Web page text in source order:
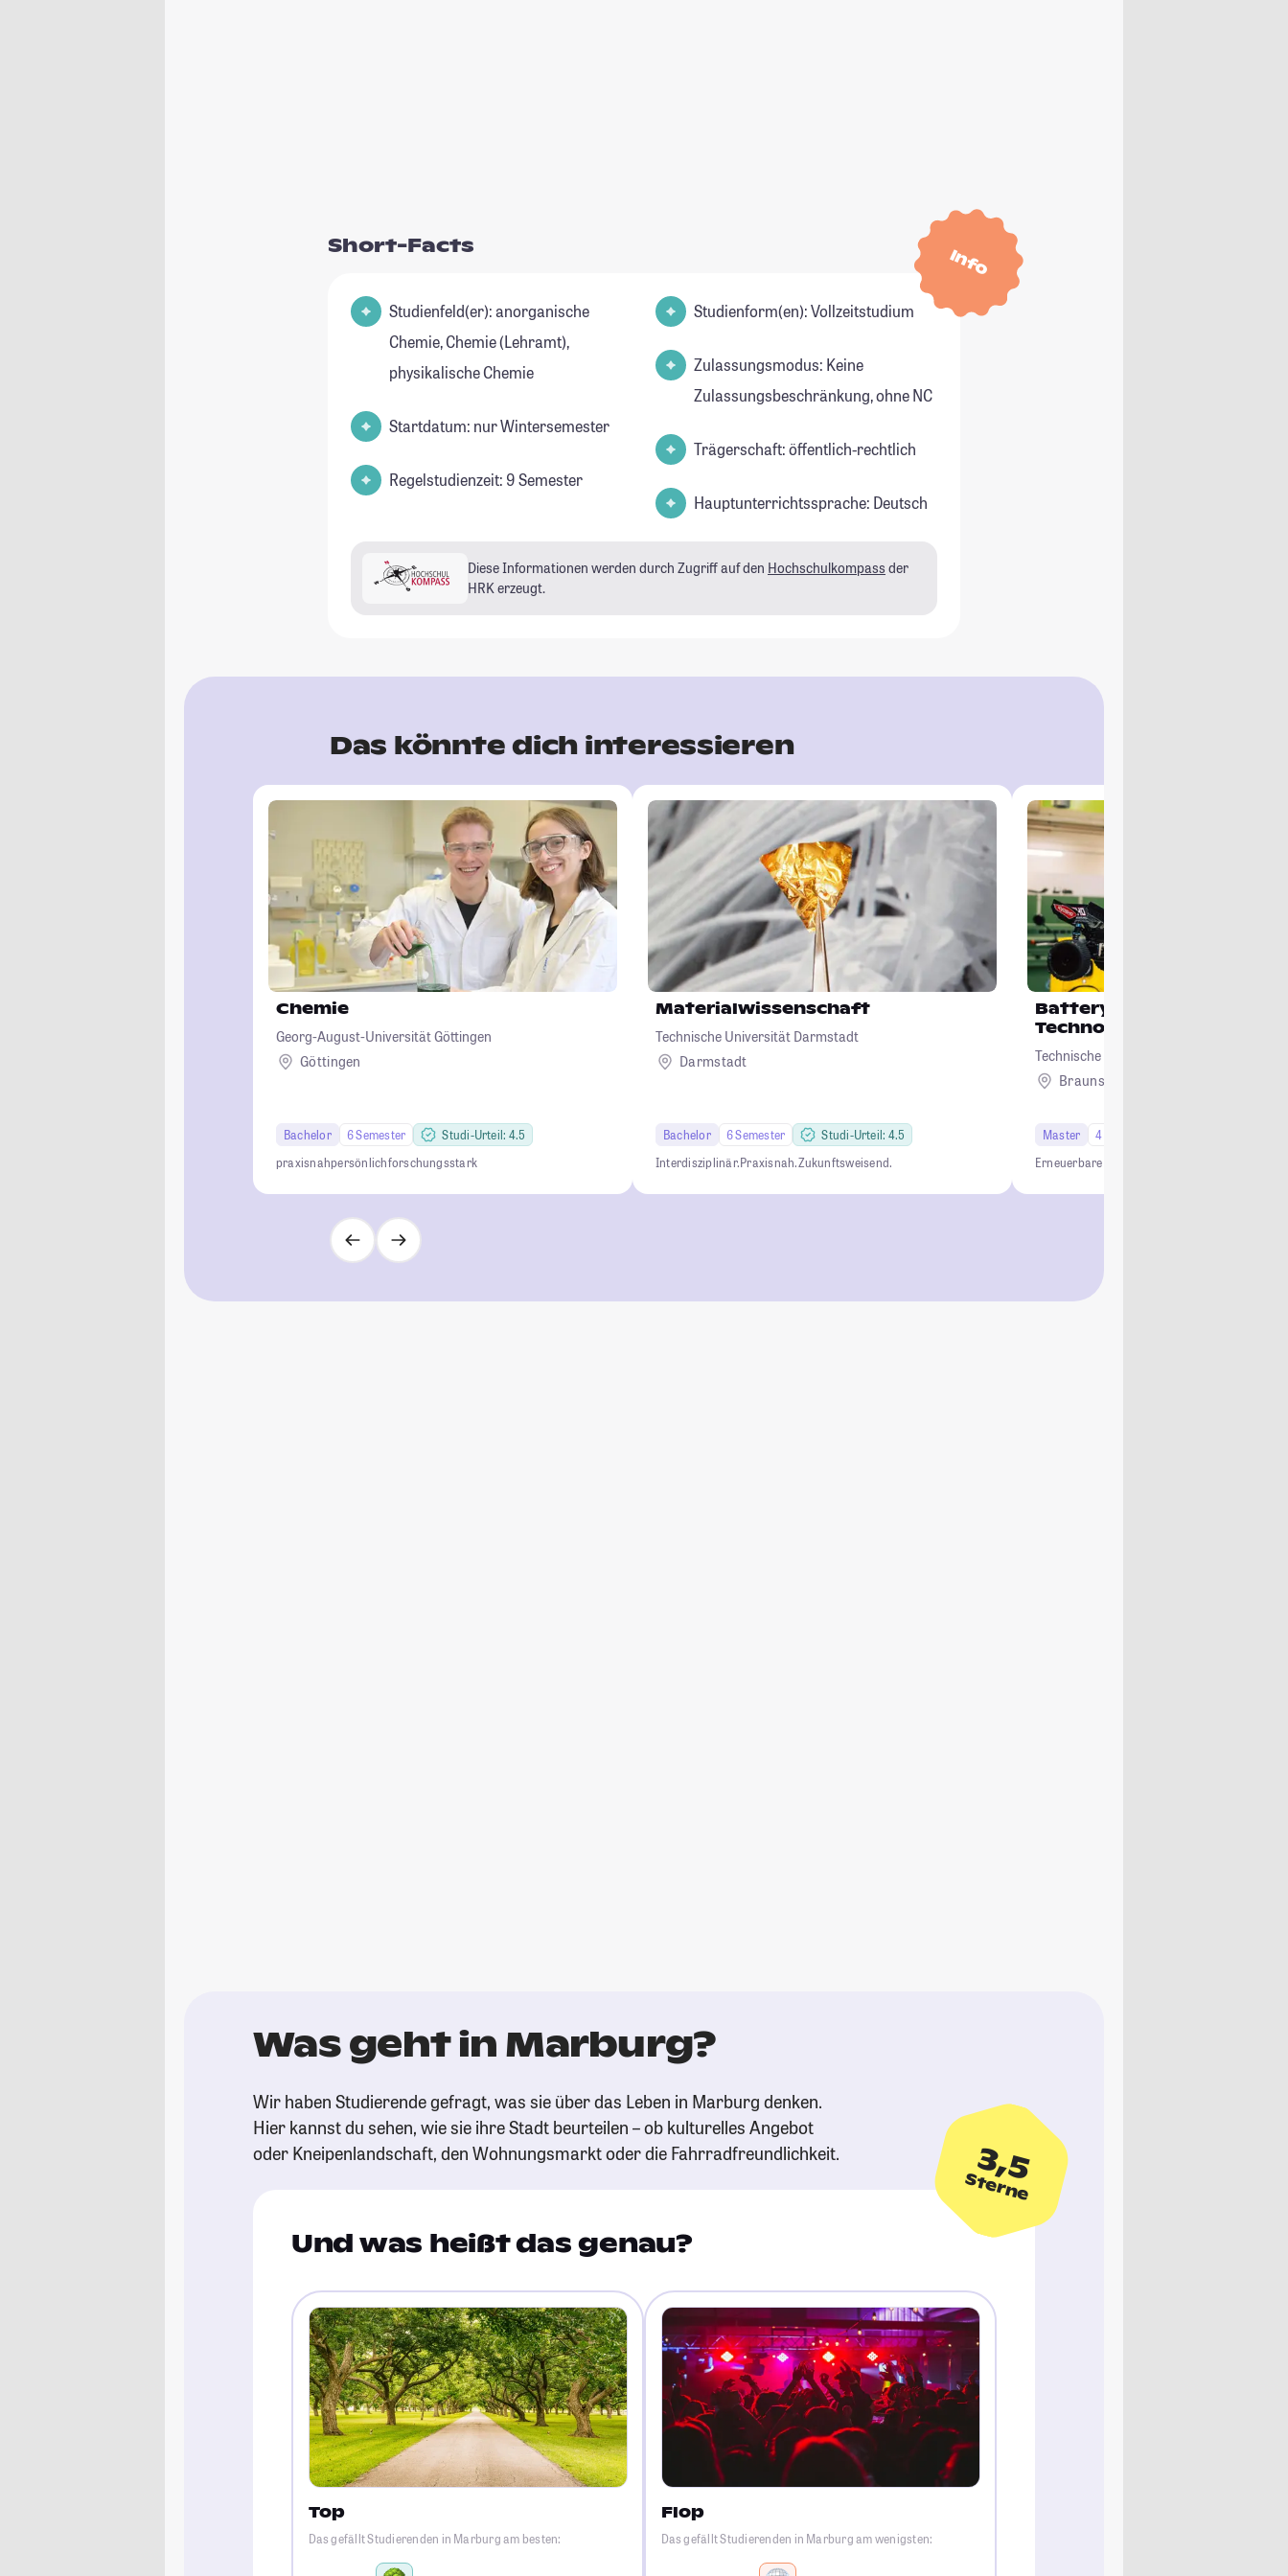
Info
Short-Facts
Studienfeld(er): anorganische
Chemie, Chemie (Lehramt),
physikalische Chemie
Startdatum: nur Wintersemester
Regelstudienzeit: 9 Semester
Studienform(en): Vollzeitstudium
Zulassungsmodus: Keine
Zulassungsbeschränkung, ohne NC
Trägerschaft: öffentlich-rechtlich
Hauptunterrichtssprache: Deutsch
Diese Informationen werden durch Zugriff auf den Hochschulkompass der
HRK erzeugt.
Das könnte dich interessieren
Chemie
Georg-August-Universität Göttingen
Göttingen
Bachelor 6 Semester
Studi-Urteil: 4.5
praxisnahpersönlichforschungsstark
Materialwissenschaft
Technische Universität Darmstadt
Darmstadt
Bachelor 6 Semester
Studi-Urteil: 4.5
Interdisziplinär.Praxisnah.Zukunftsweisend.
Battery and Hydrogen
Technology
Technische Universität Braunschweig
Braunschweig
Master
4 Semester
Erneuerbare Energien
Was geht in Marburg?
Wir haben Studierende gefragt, was sie über das Leben in Marburg denken.
Hier kannst du sehen, wie sie ihre Stadt beurteilen – ob kulturelles Angebot
oder Kneipenlandschaft, den Wohnungsmarkt oder die Fahrradfreundlichkeit.
3,5
Sterne
Und was heißt das genau?
Top
Das gefällt Studierenden in Marburg am besten:
Flop
Das gefällt Studierenden in Marburg am wenigsten: